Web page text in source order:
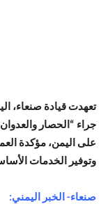
تعهدت قيادة صنعاء،
جراء “الحصار
على اليمن، مؤكدة
وتوفير الخدمات
صنعاء- الخبر اليمني: